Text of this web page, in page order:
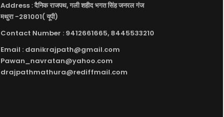
Address : दैनिक राजपथ, गली शहीद भगत सिंह जनरल गंज
मथुरा -281001( यूपी)
Contact Number : 9412661665, 8445533210
Email : danikrajpath@gmail.com
Pawan_navratan@yahoo.com
drajpathmathura@rediffmail.com